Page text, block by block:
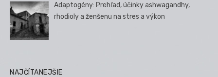
Adaptogény: Prehľad, účinky ashwagandhy,
rhodioly a ženšenu na stres a výkon
NAJČÍTANEJŠIE